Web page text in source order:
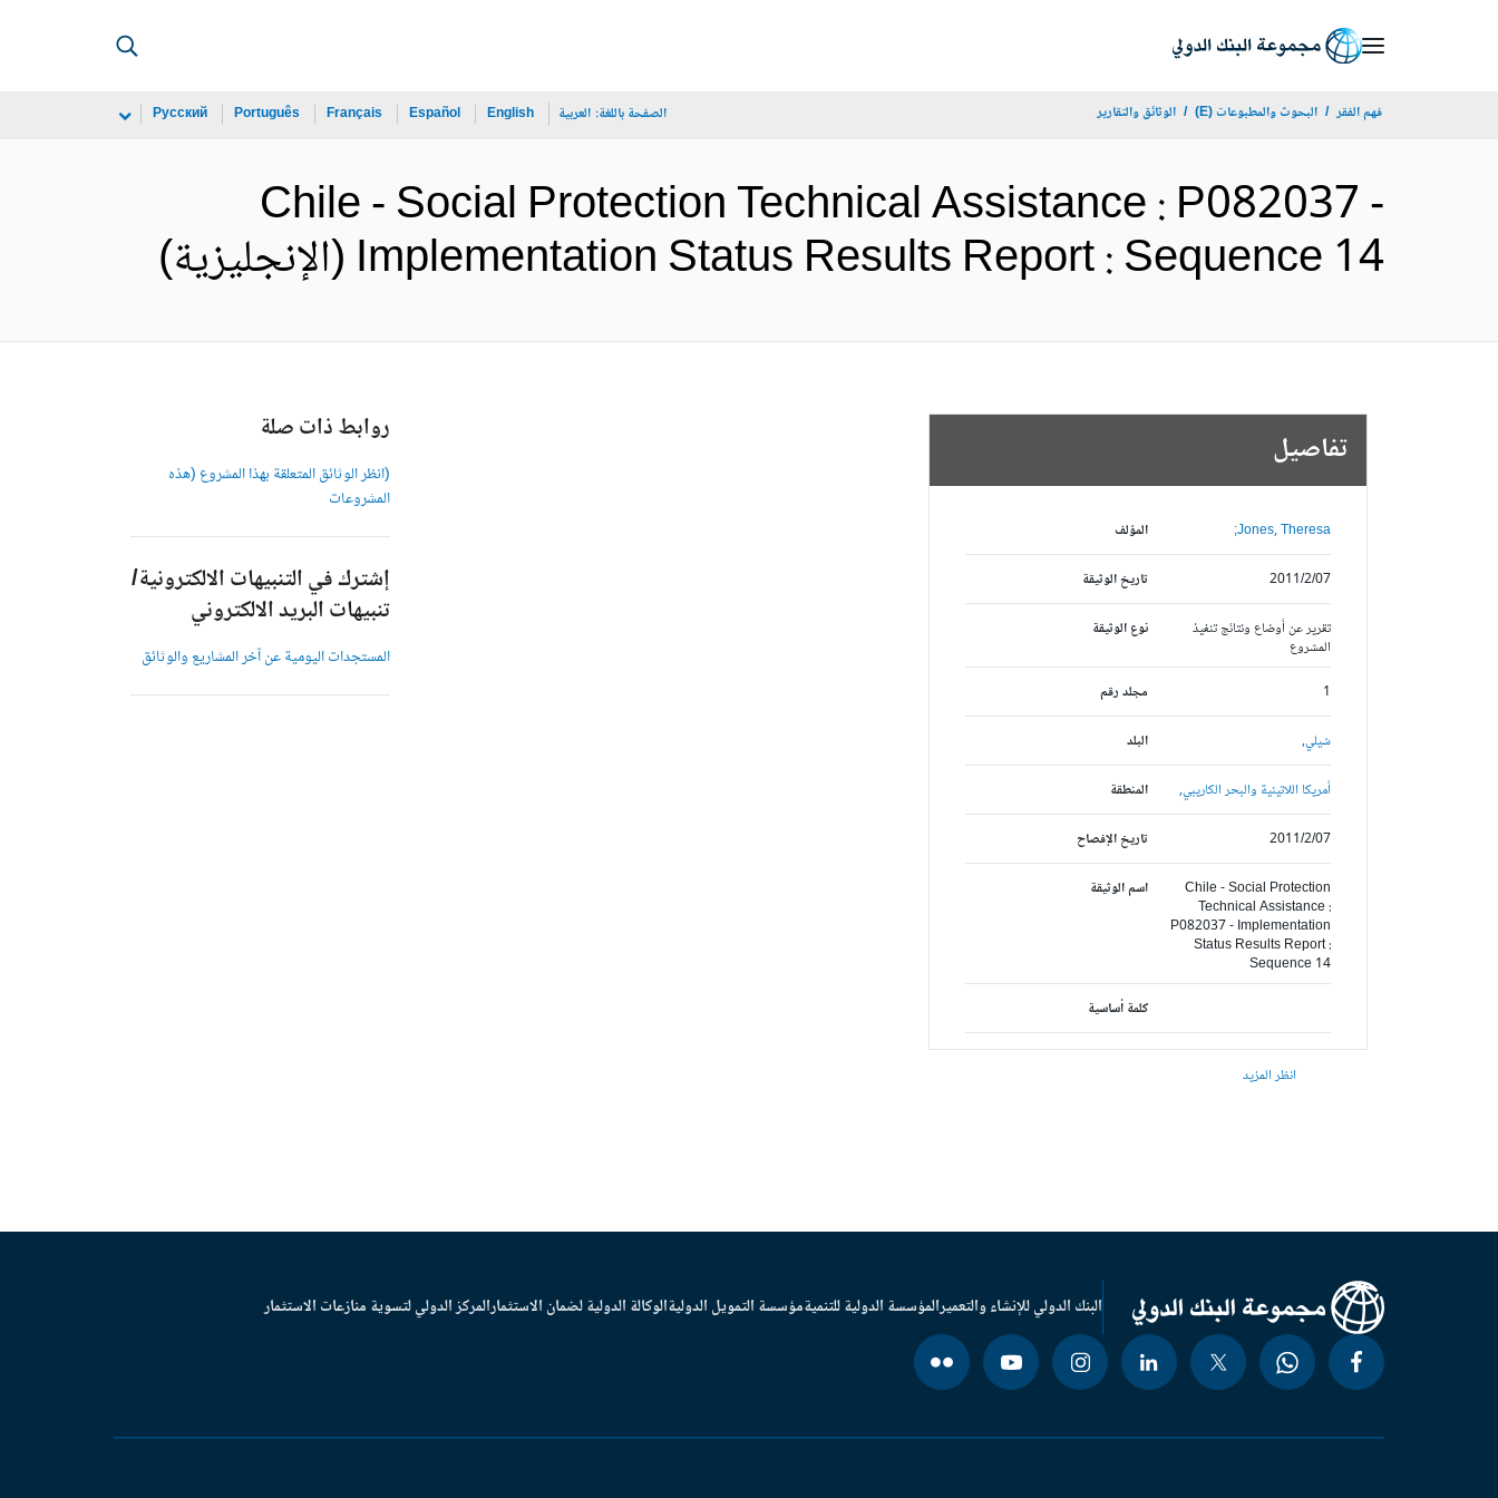
فهم الفقر البحوث والمطبوعات (E) الوثائق والتقارير الصفحة باللغة: العربية English
Español
Français
Português
Русский
Chile - Social Protection Technical Assistance : P082037 -
Implementation Status Results Report : Sequence 14 (الإنجليزية)
تفاصيل
المؤلف Jones, Theresa;
تاريخ الوثيقة 2011/2/07
نوع الوثيقة
تقرير عن أوضاع ونتائج تنفيذ
المشروع
مجلد رقم
1
البلد شيلي,
المنطقة أمريكا اللاتينية والبحر الكاريبي,
تاريخ الإفصاح 2011/2/07
اسم الوثيقة
Chile - Social Protection
Technical Assistance :
P082037 - Implementation
Status Results Report :
Sequence 14
كلمة أساسية
انظر المزيد
روابط ذات صلة
(انظر الوثائق المتعلقة بهذا المشروع (هذه
المشروعات
إشترك في التنبيهات الالكترونية/
تنبيهات البريد الالكتروني
المستجدات اليومية عن آخر المشاريع والوثائق
البنك الدولي للإنشاء والتعميرالمؤسسة الدولية للتنميةمؤسسة التمويل الدوليةالوكالة الدولية لضمان الاستثمارالمركز الدولي لتسوية منازعات الاستثمار